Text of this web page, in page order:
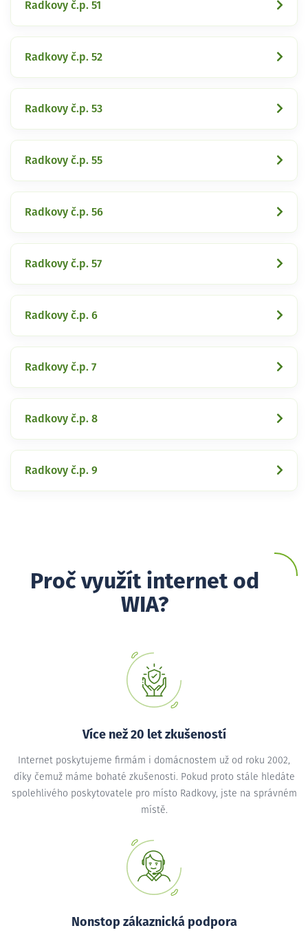
Radkovy č.p. 51
Radkovy č.p. 52
Radkovy č.p. 53
Radkovy č.p. 55
Radkovy č.p. 56
Radkovy č.p. 57
Radkovy č.p. 6
Radkovy č.p. 7
Radkovy č.p. 8
Radkovy č.p. 9
Proč využít internet od
WIA?
Více než 20 let zkušeností
Internet poskytujeme firmám i domácnostem už od roku 2002,
díky čemuž máme bohaté zkušenosti. Pokud proto stále hledáte
spolehlivého poskytovatele pro místo Radkovy, jste na správném
místě.
Nonstop zákaznická podpora